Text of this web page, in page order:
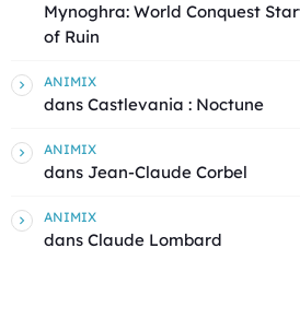
Mynoghra: World Conquest
of Ruin
ANIMIX
dans Castlevania : Noctune
ANIMIX
dans Jean-Claude Corbel
ANIMIX
dans Claude Lombard